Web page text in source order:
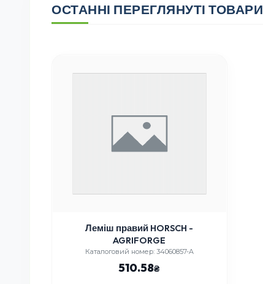
ОСТАННІ ПЕРЕГЛЯНУТІ ТОВАРИ
Леміш правий HORSCH -
AGRIFORGE
Каталоговий номер: 34060857-A
510.58